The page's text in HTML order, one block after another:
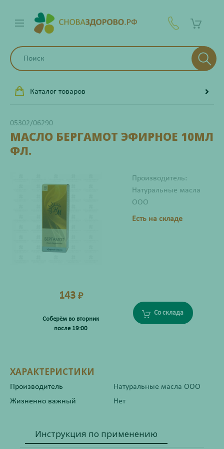
Каталог товаров
05302/06290
МАСЛО БЕРГАМОТ ЭФИРНОЕ 10МЛ
ФЛ.
Производитель:
Натуральные масла
ООО
Есть на складе
143 ₽
Соберём во вторник
после 19:00
Со склада
ХАРАКТЕРИСТИКИ
Производитель
Натуральные масла ООО
Жизненно важный
Нет
Инструкция по применению